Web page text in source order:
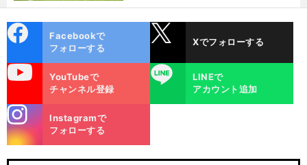
ok
Facebookで
フォローする
Xでフォローする
YouTubeで
チャンネル登録
LINE
LINEで
アカウント追加
m
Instagramで
フォローする